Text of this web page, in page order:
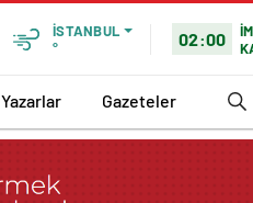
İSTANBUL
°
02:00
Yazarlar Gazeteler